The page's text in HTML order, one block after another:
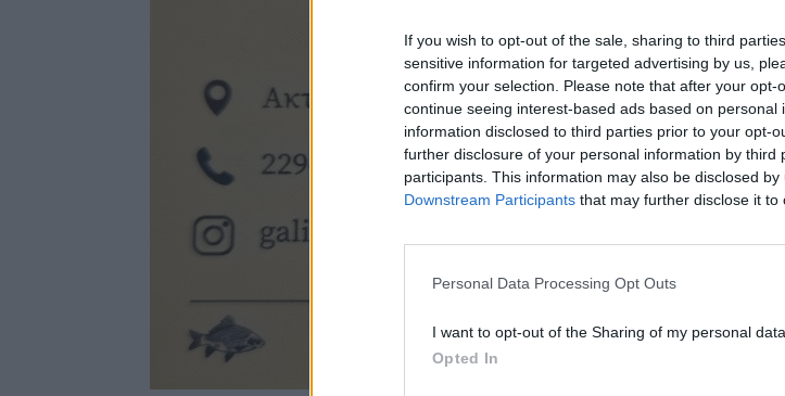
If you wish to opt-out of the sale, sharing to third
sensitive information for targeted advertising by us,
confirm your selection. Please note that after your
continue seeing interest-based ads based on
information disclosed to third parties prior to your opt-
further disclosure of your personal information by third
participants. This information may also be disclosed
Downstream Participants that may further disclose it to
Personal Data Processing Opt Outs
I want to opt-out of the Sharing of my personal data.
Opted In